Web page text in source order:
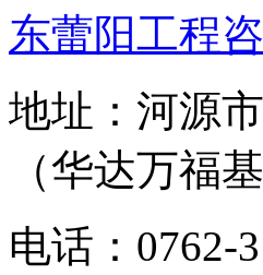
东蕾阳工程
地址：河源
（华达万福
电话：0762-